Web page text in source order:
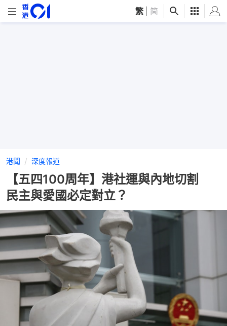
繁 简
港聞 深度報道
【五四100周年】港社運與內地切割
民主與愛國必定對立？